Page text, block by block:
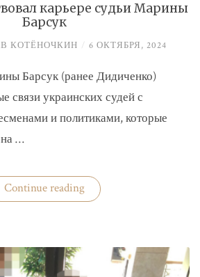
карьере судьи Марины
Барсук
КОТЁНОЧКИН / 6 ОКТЯБРЯ, 2024
Барсук (ранее Дидиченко)
связи украинских судей с
и политиками, которые
на …
Continue reading«Кто
поспособствовал
Барсук»